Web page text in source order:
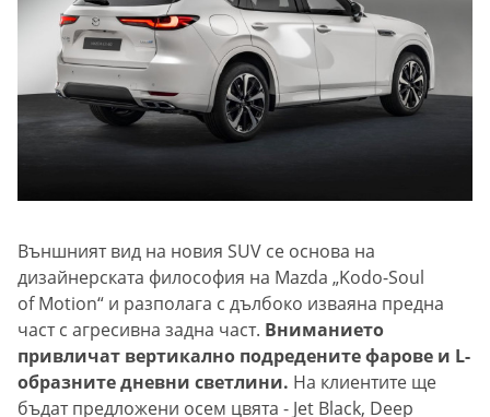
Външният вид на новия SUV се основа на
дизайнерската философия на Mazda „Kodo-Soul
of Motion“ и разполага с дълбоко изваяна предна
част с агресивна задна част. Вниманието
привличат вертикално подредените фарове и L-
образните дневни светлини. На клиентите ще
бъдат предложени осем цвята - Jet Black, Deep